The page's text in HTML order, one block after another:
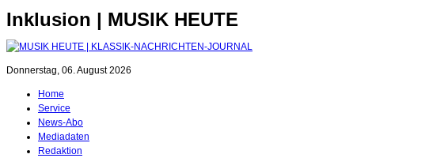
Inklusion | MUSIK HEUTE
Donnerstag, 06. August 2026
Home
Service
News-Abo
Mediadaten
Redaktion